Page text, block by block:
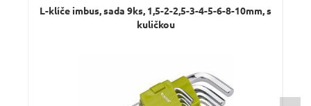
L-klíče imbus, sada 9ks, 1,5-2-2,5-3-4-5-6-8-10mm, s
kuličkou